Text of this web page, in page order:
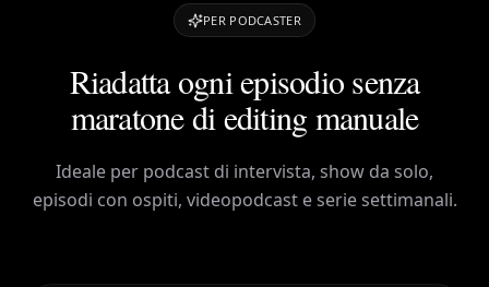
PER PODCASTER
Riadatta ogni episodio senza
maratone di editing manuale
Ideale per podcast di intervista, show da solo,
episodi con ospiti, videopodcast e serie settimanali.